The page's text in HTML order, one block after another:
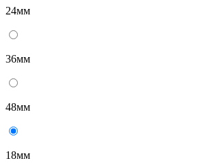
24мм
36мм
48мм
18мм